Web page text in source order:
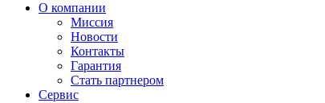
О компании
Миссия
Новости
Контакты
Гарантия
Стать партнером
Сервис